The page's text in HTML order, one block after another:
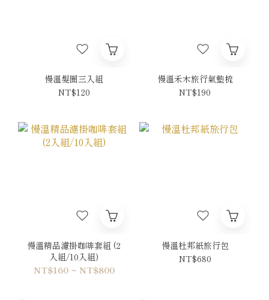
慢溫髮圈三入組
NT$120
慢溫禾木旅行氣墊梳
NT$190
慢溫精品濾掛咖啡套組 (2
入組/10入組)
NT$160 ~ NT$800
慢溫杜邦紙旅行包
NT$680